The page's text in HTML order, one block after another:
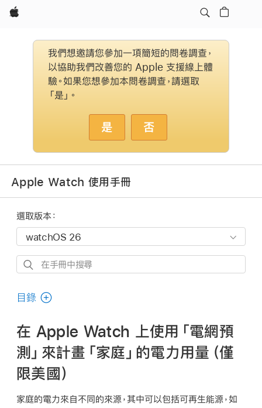
Apple
我們想邀請您參加一項簡短的問卷調查，
以協助我們改善您的 Apple 支援線上體
驗。如果您想參加本問卷調查，請選取
「是」。
是 否
Apple Watch 使用手冊
選取版本：
在
冊
搜
尋
目錄
在 Apple Watch 上使用「電網預
測」來計畫「家庭」的電力用量（僅
限美國）
家庭的電力來自不同的來源，其中可以包括可再生能源，如